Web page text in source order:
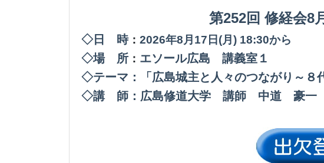
第252回修経会8
◇日 時： 2026年8月17日(月 ) 18:30から
◇場 所 ： エソール広島 講義室１
◇テーマ：「広島城主と人々のつながり～８
◇講 師：広島修道大学 講師 中道 豪一